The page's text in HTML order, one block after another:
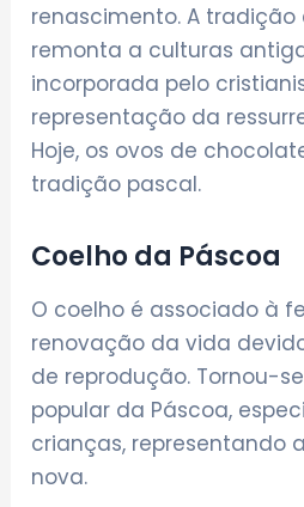
renascimento. A tradição
remonta a culturas
incorporada pelo
representação da
Hoje, os ovos de
tradição pascal.
Coelho da Páscoa
O coelho é associado à
renovação da vida
de reprodução. Tornou-
popular da Páscoa,
crianças, representando
nova.